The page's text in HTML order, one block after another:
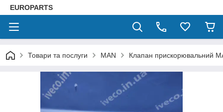
EUROPARTS
Товари та послуги MAN Клапан прискорювальний